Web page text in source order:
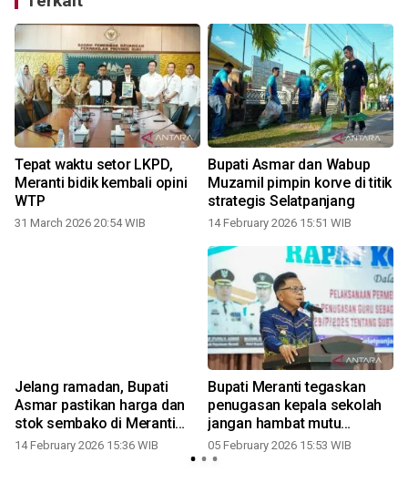
Tepat waktu setor LKPD,
Meranti bidik kembali opini
WTP
31 March 2026 20:54 WIB
Bupati Asmar dan Wabup
Muzamil pimpin korve di titik
strategis Selatpanjang
14 February 2026 15:51 WIB
Jelang ramadan, Bupati
Asmar pastikan harga dan
stok sembako di Meranti
tetap aman
14 February 2026 15:36 WIB
Bupati Meranti tegaskan
penugasan kepala sekolah
jangan hambat mutu
pendidikan
05 February 2026 15:53 WIB